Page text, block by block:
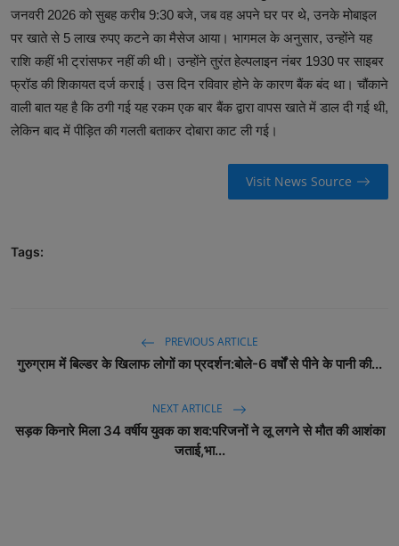
जनवरी 2026 को सुबह करीब 9:30 बजे, जब वह अपने घर पर थे, उनके मोबाइल
पर खाते से 5 लाख रुपए कटने का मैसेज आया। भागमल के अनुसार, उन्होंने यह
राशि कहीं भी ट्रांसफर नहीं की थी। उन्होंने तुरंत हेल्पलाइन नंबर 1930 पर साइबर
फ्रॉड की शिकायत दर्ज कराई। उस दिन रविवार होने के कारण बैंक बंद था। चौंकाने
वाली बात यह है कि ठगी गई यह रकम एक बार बैंक द्वारा वापस खाते में डाल दी गई थी,
लेकिन बाद में पीड़ित की गलती बताकर दोबारा काट ली गई।
Visit News Source
Tags:
PREVIOUS ARTICLE
गुरुग्राम में बिल्डर के खिलाफ लोगों का प्रदर्शन:बोले-6 वर्षों से पीने के पानी की...
NEXT ARTICLE
सड़क किनारे मिला 34 वर्षीय युवक का शव:परिजनों ने लू लगने से मौत की आशंका
जताई,भा...